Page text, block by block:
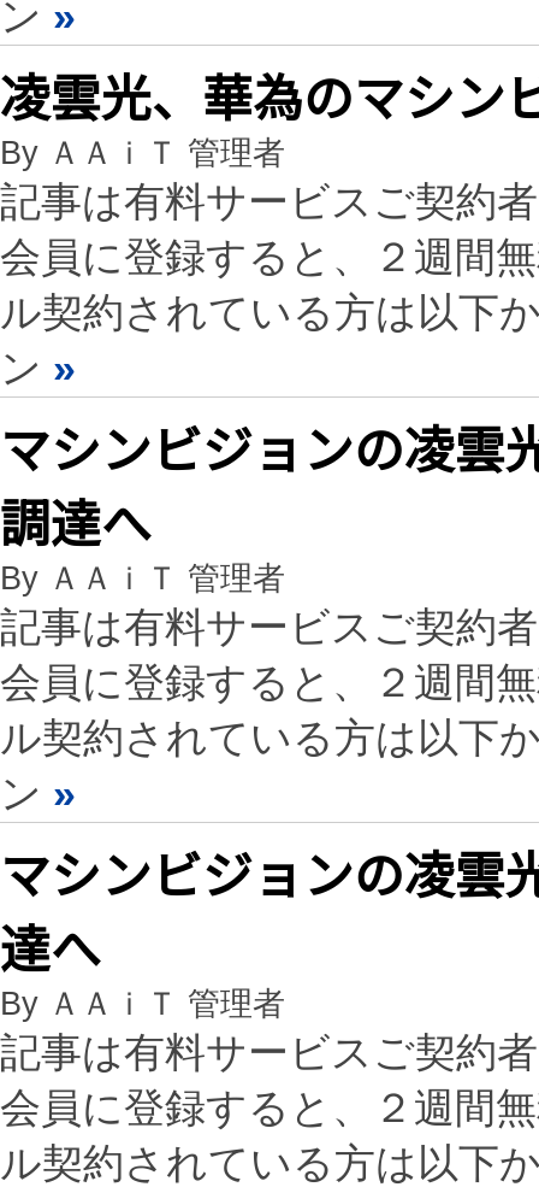
ン »
凌雲光、華為のマシン
By ＡＡｉＴ 管理者
記事は有料サービスご契約
会員に登録すると、２週間
ル契約されている方は以下
ン »
マシンビジョンの凌雲
調達へ
By ＡＡｉＴ 管理者
記事は有料サービスご契約
会員に登録すると、２週間
ル契約されている方は以下
ン »
マシンビジョンの凌雲
達へ
By ＡＡｉＴ 管理者
記事は有料サービスご契約
会員に登録すると、２週間
ル契約されている方は以下